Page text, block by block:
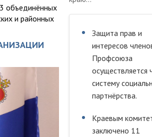
объединённых
и районных
Защита прав и
интересов
Профсоюза
осуществляется
систему
партнёрства.
Краевым
заключено 11